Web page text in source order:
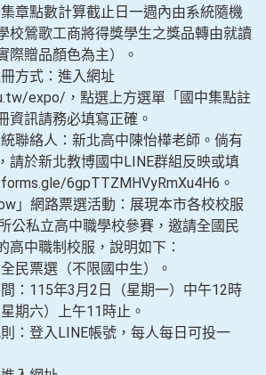
點數計算截止日一週內由系統隨機
校鶯歌工商將得獎學生之獎品轉由就讀
際贈品顏色為主）。
方式：進入網址
expo/，點選上方選單「國中集點註
資訊請務必填寫正確。
絡人：新北高中陳怡樺老師。倘有
請於新北教博國中LINE群組反映或填
6gpTTZMHVyRmXu4H6。
」網路票選活動：展現本市各校校服
公私立高中職學校參賽，邀請全國民
高中職制校服，說明如下：
票選（不限國中生）。
115年3月2日（星期一）中午12時
期六）上午11時止。
登入LINE帳號，每人每日可投一